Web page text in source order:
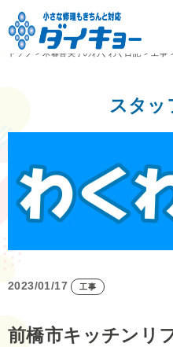
トップ
> 木暮喜美子のわくわく日記 > 工事
スタッ
2023/01/17 工事
前橋市キッチンリ